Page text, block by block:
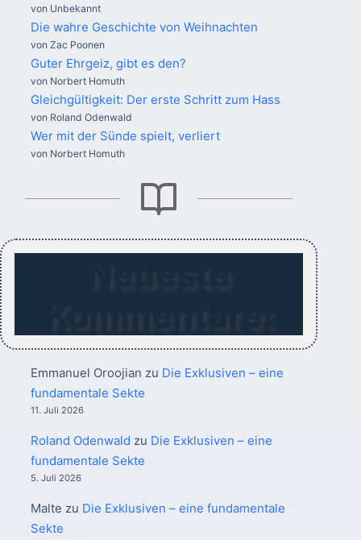
von Unbekannt
Die wahre Geschichte von Weihnachten
von Zac Poonen
Guter Ehrgeiz, gibt es den?
von Norbert Homuth
Gleichgültigkeit: Der erste Schritt zum Hass
von Roland Odenwald
Wer mit der Sünde spielt, verliert
von Norbert Homuth
Emmanuel Oroojian zu Die Exklusiven – eine
fundamentale Sekte
11. Juli 2026
Roland Odenwald zu Die Exklusiven – eine
fundamentale Sekte
5. Juli 2026
Malte zu Die Exklusiven – eine fundamentale
Sekte